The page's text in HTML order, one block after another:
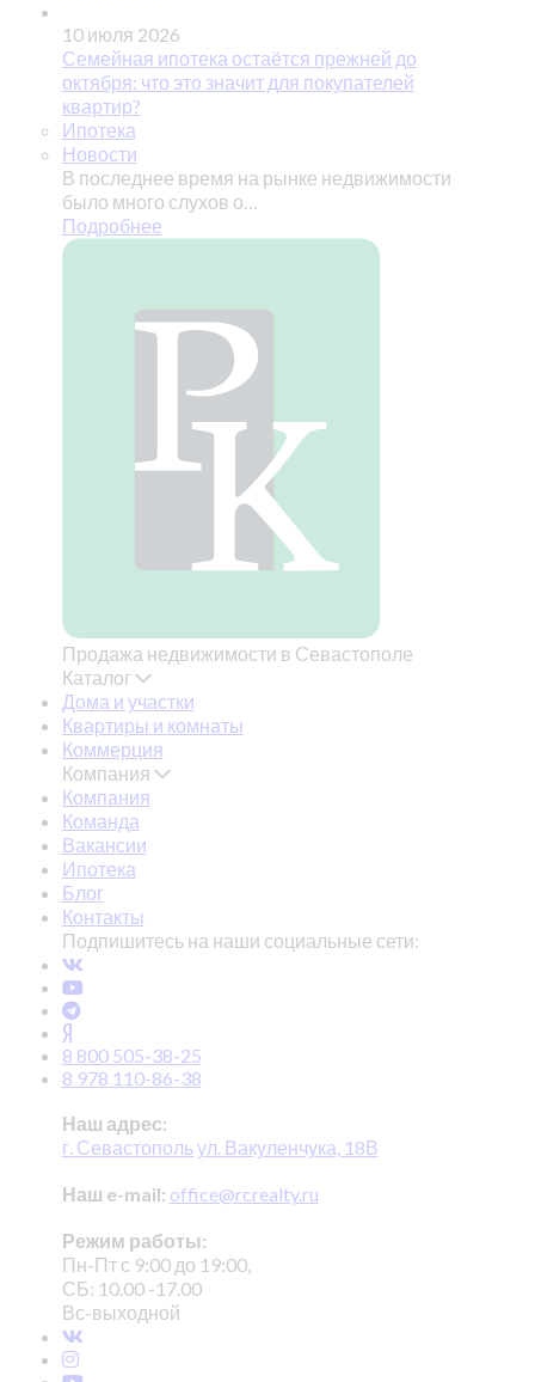
10 июля 2026
Семейная ипотека остаётся прежней до
октября: что это значит для покупателей
квартир?
Ипотека
Новости
В последнее время на рынке недвижимости
было много слухов о…
Подробнее
Продажа недвижимости в Севастополе
Каталог
Дома и участки
Квартиры и комнаты
Коммерция
Компания
Компания
Команда
Вакансии
Ипотека
Блог
Контакты
Подпишитесь на наши социальные сети:
8 800 505-38-25
8 978 110-86-38
Наш адрес:
г. Севастополь ул. Вакуленчука, 18В
Наш e-mail: office@rcrealty.ru
Режим работы:
Пн-Пт с 9:00 до 19:00,
СБ: 10.00 -17.00
Вс-выходной